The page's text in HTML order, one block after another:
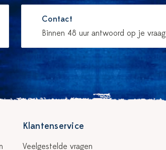
Contact
Binnen 48 uur antwoord op je vraag
Klantenservice
Veelgestelde vragen